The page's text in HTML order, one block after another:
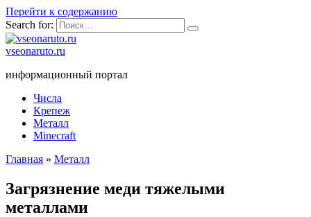
Перейти к содержанию
Search for:
vseonaruto.ru
информационный портал
Числа
Крепеж
Металл
Minecraft
Главная » Металл
Загрязнение меди тяжелыми
металлами